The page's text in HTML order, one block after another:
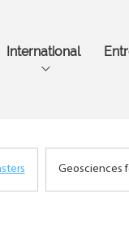
International
Geosciences